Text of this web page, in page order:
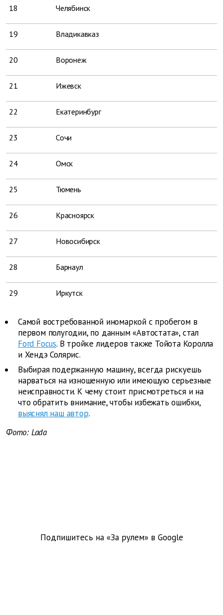
18 Челябинск
19 Владикавказ
20 Воронеж
21 Ижевск
22 Екатеринбург
23 Сочи
24 Омск
25 Тюмень
26 Красноярск
27 Новосибирск
28 Барнаул
29 Иркутск
Самой востребованной иномаркой с пробегом в
первом полугодии, по данным «Автостата», стал
Ford Focus. В тройке лидеров также Тойота Королла
и Хендэ Солярис.
Выбирая подержанную машину, всегда рискуешь
нарваться на изношенную или имеющую серьезные
неисправности. К чему стоит присмотреться и на
что обратить внимание, чтобы избежать ошибки,
выяснял наш автор.
Фото: Lada
Подпишитесь на «За рулем» в Google